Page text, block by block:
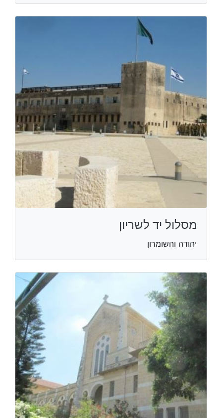
מסלול יד לשריון
יהודה והשומרון